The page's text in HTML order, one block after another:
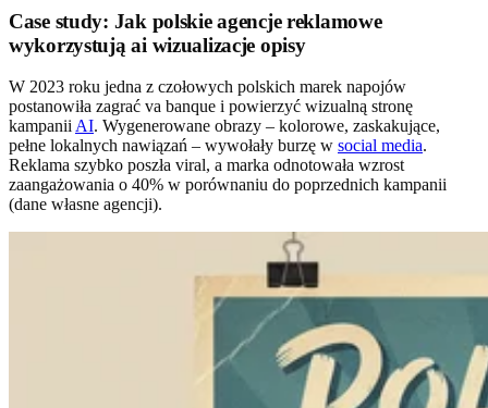
Case study: Jak polskie agencje reklamowe
wykorzystują ai wizualizacje opisy
W 2023 roku jedna z czołowych polskich marek napojów
postanowiła zagrać va banque i powierzyć wizualną stronę
kampanii AI. Wygenerowane obrazy – kolorowe, zaskakujące,
pełne lokalnych nawiązań – wywołały burzę w social media.
Reklama szybko poszła viral, a marka odnotowała wzrost
zaangażowania o 40% w porównaniu do poprzednich kampanii
(dane własne agencji).